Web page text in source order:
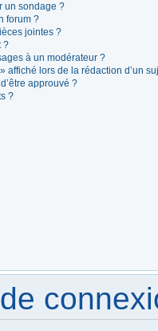
un sondage ?
forum ?
jointes ?
?
à un modérateur ?
affiché lors de la rédaction d’un
approuvé ?
?